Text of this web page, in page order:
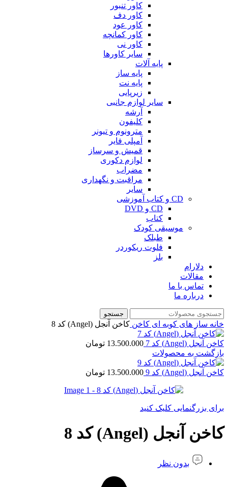
کاور تنبور
کاور دف
کاور عود
کاور کمانچه
کاور نی
سایر کاورها
پایه آلات
پایه ساز
پایه نت
زیرپایی
سایر لوازم جانبی
آرشه
کلیفون
مترونوم و تیونر
آمپلی فایر
قمیش و سرساز
لوازم دکوری
مضراب
مراقبت و نگهداری
سایر
CD و کتاب آموزشی
CD و DVD
کتاب
موسیقی کودک
طبلک
فلوت ریکوردر
بلز
دلارام
مقالات
تماس با ما
درباره ما
جستجو
خانه ساز های کوبه ای کاخن کاخن آنجل (Angel) کد 8
کاخن آنجل (Angel) کد 7 13.500.000 تومان
بازگشت به محصولات
کاخن آنجل (Angel) کد 9 13.500.000 تومان
برای بزرگنمایی کلیک کنید
کاخن آنجل (Angel) کد 8
بدون نظر